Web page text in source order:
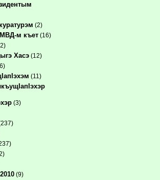
(2)
м къет (16)
Хасэ (12)
(11)
(3)
(9)